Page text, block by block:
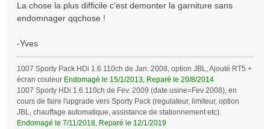
La chose la plus difficile c'est demonter la garniture sans
endomnager qqchose !
-Yves
1007 Sporty Pack HDi 1.6 110ch de Jan. 2008, option JBL, Ajouté RT5 +
écran couleur Endomagé le 15/1/2013, Reparé le 20/8/2014
1007 Sporty HDi 1.6 110ch de Fev. 2009 (date usine=Fev 2008), en
cours de faire l'upgrade vers Sporty Pack (regulateur, limiteur, option
JBL, chauffage automatique, assistance de stationnement etc).
Endomagé le 7/11/2018, Reparé le 12/1/2019